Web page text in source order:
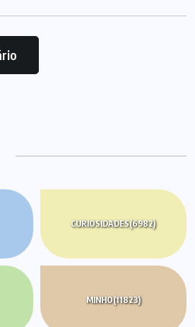
CURIOSIDADES(6982)
MINHO(11823)